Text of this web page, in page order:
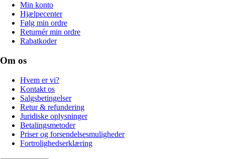
Min konto
Hjælpecenter
Følg min ordre
Returnér min ordre
Rabatkoder
Om os
Hvem er vi?
Kontakt os
Salgsbetingelser
Retur & refundering
Juridiske oplysninger
Betalingsmetoder
Priser og forsendelsesmuligheder
Fortrolighedserklæring